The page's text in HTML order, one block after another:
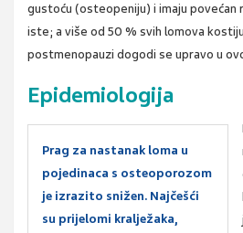
gustoću (osteopeniju) i imaju povećan
iste; a više od 50 % svih lomova
postmenopauzi dogodi se upravo u
Epidemiologija
Prag za nastanak loma u
pojedinaca s osteoporozom
je izrazito snižen. Najčešći
su prijelomi kralježaka,